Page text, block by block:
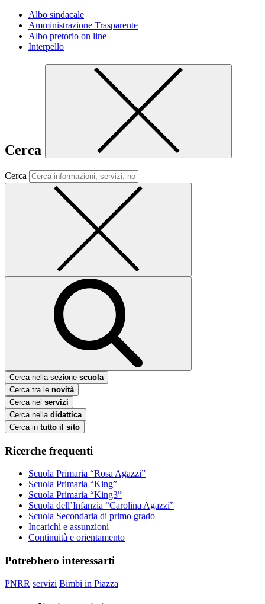
Albo sindacale
Amministrazione Trasparente
Albo pretorio on line
Interpello
Cerca
Cerca
Cerca nella sezione scuola
Cerca tra le novità
Cerca nei servizi
Cerca nella didattica
Cerca in tutto il sito
Ricerche frequenti
Scuola Primaria “Rosa Agazzi”
Scuola Primaria “King”
Scuola Primaria “King3”
Scuola dell’Infanzia “Carolina Agazzi”
Scuola Secondaria di primo grado
Incarichi e assunzioni
Continuità e orientamento
Potrebbero interessarti
PNRR servizi Bimbi in Piazza